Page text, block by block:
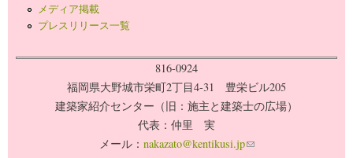
メディア掲載
プレスリリース一覧
816-0924
福岡県大野城市栄町2丁目4-31 豊栄ビル205
建築家紹介センター（旧：施主と建築士の広場）
代表：仲里 実
メール： nakazato@kentikusi.jp(link sends e-mail)